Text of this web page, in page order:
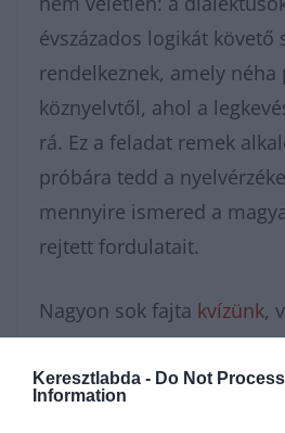
Keresztlabda - Do Not
Information
évszázados logikát követő
rendelkeznek, amely
köznyelvtől, ahol a
rá. Ez a feladat remek
próbára tedd a
mennyire ismered a
rejtett fordulatait.
Nagyon sok fajta kvízünk,
éppfeladatunkvan,
az agytekervényeidet,